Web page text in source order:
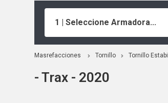
1 | Seleccione Armadora...
Masrefacciones Tornillo Tornillo
- Trax - 2020